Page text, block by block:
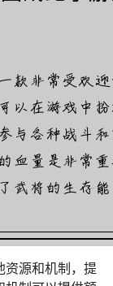
资源和机制，提